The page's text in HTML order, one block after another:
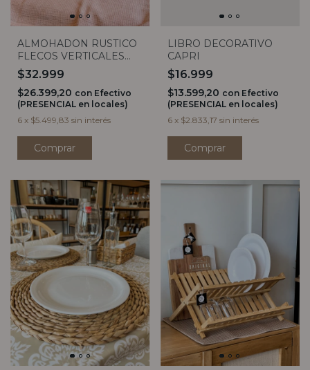
ALMOHADON RUSTICO
FLECOS VERTICALES
40x40
$32.999
$26.399,20 con Efectivo
(PRESENCIAL en locales)
6 x $5.499,83 sin interés
Comprar
LIBRO DECORATIVO
CAPRI
$16.999
$13.599,20 con Efectivo
(PRESENCIAL en locales)
6 x $2.833,17 sin interés